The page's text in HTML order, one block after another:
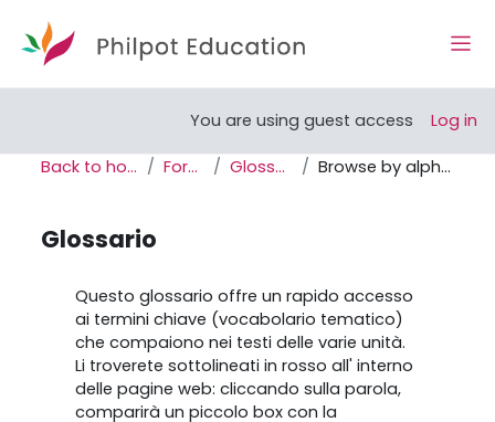
You are using guest access Log in
Back to home Forum Glossario Browse by alphabet
Glossario
Questo glossario offre un rapido accesso
ai termini chiave (vocabolario tematico)
che compaiono nei testi delle varie unità.
Li troverete sottolineati in rosso all' interno
delle pagine web: cliccando sulla parola,
comparirà un piccolo box con la